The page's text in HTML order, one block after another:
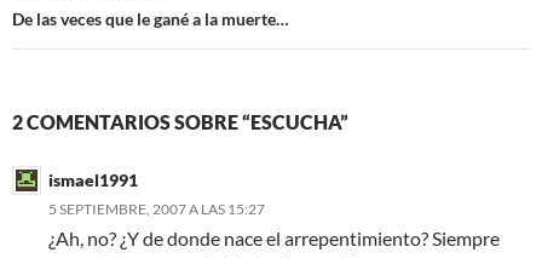
De las veces que le gané a la muerte…
2 COMENTARIOS SOBRE “ESCUCHA”
ismael1991
5 SEPTIEMBRE, 2007 A LAS 15:27
¿Ah, no? ¿Y de donde nace el arrepentimiento? Siempre